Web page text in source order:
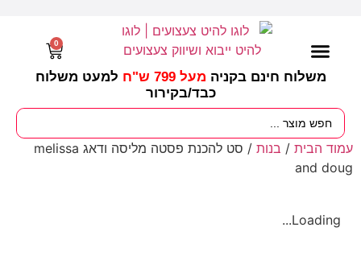
משלוח חינם בקניה מעל 799 ש"ח
למעט משלוח
כבד/בקירור
0
עמוד הבית / בנות
/ סט להכנת פסטה מליסה ודאג melissa
and doug
Loading...